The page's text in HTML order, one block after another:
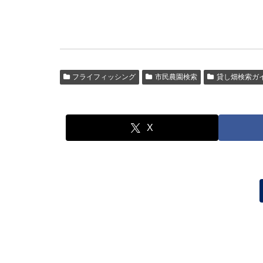
フライフィッシング 市民農園検索 貸し畑検索ガ
X